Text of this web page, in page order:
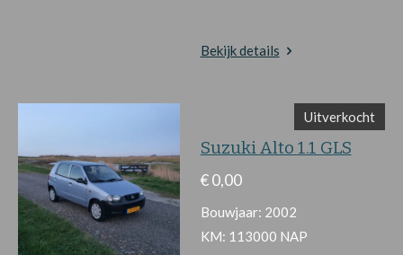
Bekijk details
Uitverkocht
Suzuki Alto 1.1 GLS
€ 0,00
Bouwjaar: 2002
KM: 113000 NAP